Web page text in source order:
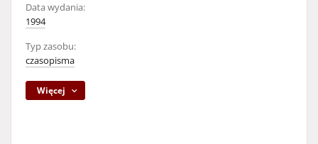
Data wydania:
1994
Typ zasobu:
czasopisma
Więcej